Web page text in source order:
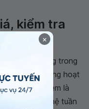
kiểm tra
quan trọng trong
bảo chức năng hoạt
luôn được xem là
gia của hệ tuần
×